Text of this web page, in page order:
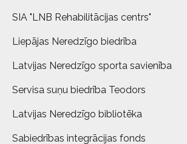
SIA "LNB Rehabilitācijas centrs"
Liepājas Neredzīgo biedrība
Latvijas Neredzīgo sporta savienība
Servisa suņu biedrība Teodors
Latvijas Neredzīgo bibliotēka
Sabiedrības integrācijas fonds